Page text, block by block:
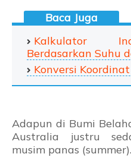
Kalkulator
Berdasarkan Suhu
Konversi
Adapun di Bumi
Australia justru
musim panas (summer).